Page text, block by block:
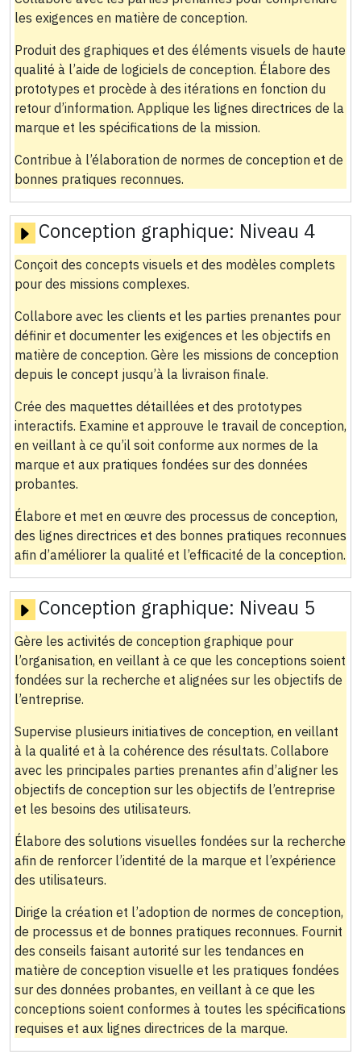
les exigences en matière de conception.
Produit des graphiques et des éléments visuels de haute
qualité à l’aide de logiciels de conception. Élabore des
prototypes et procède à des itérations en fonction du
retour d’information. Applique les lignes directrices de la
marque et les spécifications de la mission.
Contribue à l’élaboration de normes de conception et de
bonnes pratiques reconnues.
Conception graphique: Niveau 4
Conçoit des concepts visuels et des modèles complets
pour des missions complexes.
Collabore avec les clients et les parties prenantes pour
définir et documenter les exigences et les objectifs en
matière de conception. Gère les missions de conception
depuis le concept jusqu’à la livraison finale.
Crée des maquettes détaillées et des prototypes
interactifs. Examine et approuve le travail de conception,
en veillant à ce qu’il soit conforme aux normes de la
marque et aux pratiques fondées sur des données
probantes.
Élabore et met en œuvre des processus de conception,
des lignes directrices et des bonnes pratiques reconnues
afin d’améliorer la qualité et l’efficacité de la conception.
Conception graphique: Niveau 5
Gère les activités de conception graphique pour
l’organisation, en veillant à ce que les conceptions soient
fondées sur la recherche et alignées sur les objectifs de
l’entreprise.
Supervise plusieurs initiatives de conception, en veillant
à la qualité et à la cohérence des résultats. Collabore
avec les principales parties prenantes afin d’aligner les
objectifs de conception sur les objectifs de l’entreprise
et les besoins des utilisateurs.
Élabore des solutions visuelles fondées sur la recherche
afin de renforcer l’identité de la marque et l’expérience
des utilisateurs.
Dirige la création et l’adoption de normes de conception,
de processus et de bonnes pratiques reconnues. Fournit
des conseils faisant autorité sur les tendances en
matière de conception visuelle et les pratiques fondées
sur des données probantes, en veillant à ce que les
conceptions soient conformes à toutes les spécifications
requises et aux lignes directrices de la marque.